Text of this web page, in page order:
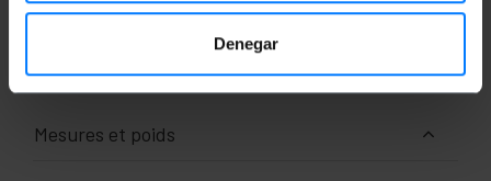
Denegar
n’importe quelle position.
et longueur de 50 cm.
Mesures et poids